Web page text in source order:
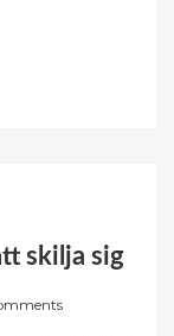
skilja sig